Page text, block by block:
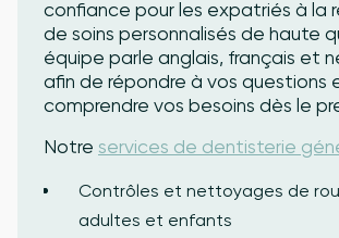
confiance pour les expatriés à la
de soins personnalisés de haute
équipe parle anglais, français et
afin de répondre à vos questions
comprendre vos besoins dès le
Notre services de dentisterie
Contrôles et nettoyages de
adultes et enfants